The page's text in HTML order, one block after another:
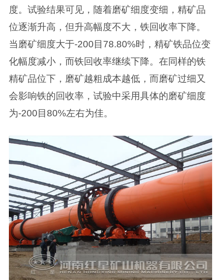
度。试验结果可见，随着磨矿细度变细，精矿品
位逐渐升高，但升高幅度不大，铁回收率下降。
当磨矿细度大于-200目78.80%时，精矿铁品位变
化幅度减小，而铁回收率继续下降。在同样的铁
精矿品位下，磨矿越粗成本越低，而磨矿过细又
会影响铁的回收率，试验中采用具体的磨矿细度
为-200目80%左右为佳。